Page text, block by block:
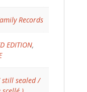
Records
EDITION,
still sealed /